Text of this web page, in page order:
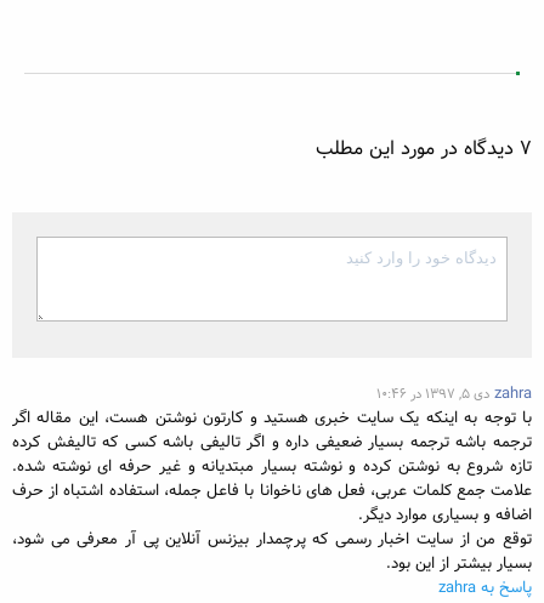
7 دیدگاه در مورد این مطلب
zahra دی ۵, ۱۳۹۷ در ۱۰:۴۶
با توجه به اینکه یک سایت خبری هستید و کارتون نوشتن هست، این مقاله اگر
ترجمه باشه ترجمه بسیار ضعیفی داره و اگر تالیفی باشه کسی که تالیفش کرده
تازه شروع به نوشتن کرده و نوشته بسیار مبتدیانه و غیر حرفه ای نوشته شده.
علامت جمع کلمات عربی، فعل های ناخوانا با فاعل جمله، استفاده اشتباه از حرف
اضافه و بسیاری موارد دیگر.
توقع من از سایت اخبار رسمی که پرچمدار بیزنس آنلاین پی آر معرفی می شود،
بسیار بیشتر از این بود.
پاسخ به zahra